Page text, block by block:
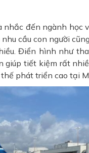
nhắc đến ngành học
cầu con người
Điển hình như
tiết kiệm rất
phát triển cao tại